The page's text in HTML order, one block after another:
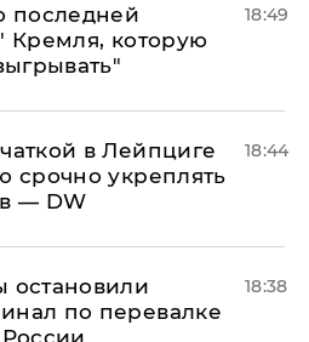
последней
Кремля, которую
18:49
в Лейпциге
срочно укреплять
— DW
18:44
остановили
по перевалке
18:38